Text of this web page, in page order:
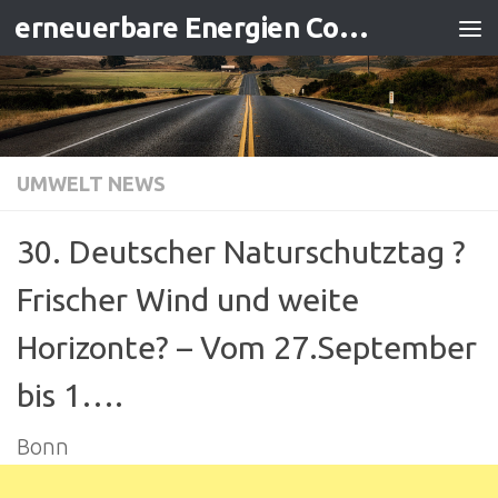
Zum Inhalt springen erneuerbare Energien Contracting
UMWELT NEWS
30. Deutscher Naturschutztag ?
Frischer Wind und weite
Horizonte? – Vom 27.September
bis 1….
Bonn